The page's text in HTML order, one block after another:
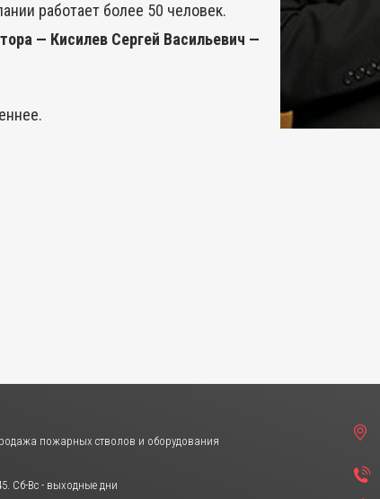
работает более 50 человек.
— Кисилев Сергей Васильевич —
пожарных стволов и оборудования
Сб-Вс - выходные дни